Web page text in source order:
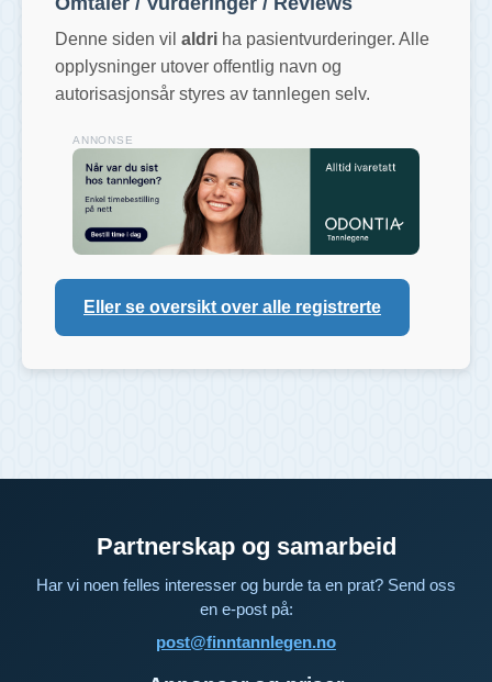
Denne siden vil aldri ha pasientvurderinger. Alle
opplysninger utover offentlig navn og
autorisasjonsår styres av tannlegen selv.
ANNONSE
Eller se oversikt over alle registrerte
Partnerskap og samarbeid
Har vi noen felles interesser og burde ta en prat? Send oss
en e-post på:
post@finntannlegen.no